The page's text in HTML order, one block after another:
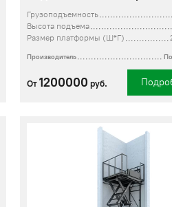
Грузоподъемность
Высота подъема
Размер платформы (Ш*Г)
Производитель
От 1200000 руб.